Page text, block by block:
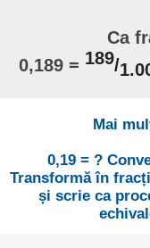
Ca
0,189 = 189/
Mai
0,19 = ?
Transformă în
și scrie ca